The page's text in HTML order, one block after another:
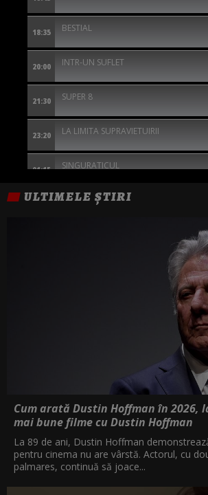
18:35 BESTIAL
20:00 INTR-UN SUFLET
21:30 SUPER 8
23:20 LA LIMITA SUPRAVIETUIRII
01:15 SINGURATICUL
THE SILENT HOUR: MARTOR FARA GLAS
ULTIMELE ȘTIRI
Cum arată Dustin Hoffman în 2026,
mai bune filme cu Dustin Hoffman
La 89 de ani, Dustin Hoffman
pentru cinema nu are vârstă. Actorul, cu
palmares, continuă să joace...